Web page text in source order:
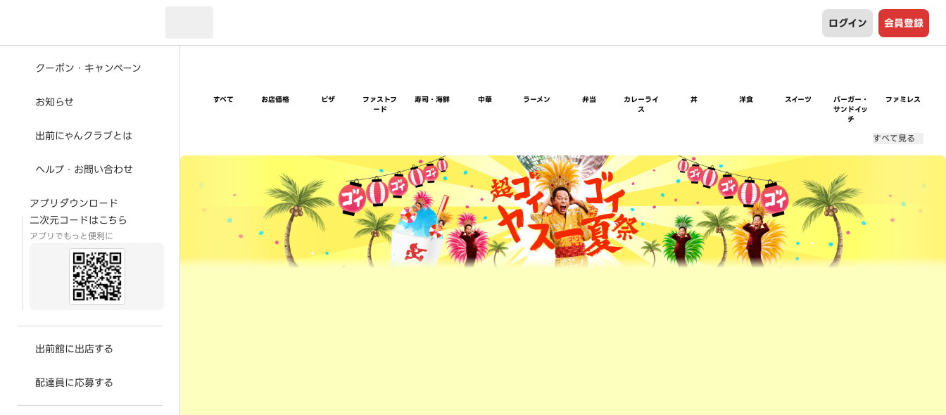
ログイン 会員登録
クーポン・キャンペーン
お知らせ
出前にゃんクラブとは
ヘルプ・お問い合わせ
アプリダウンロード
二次元コードはこちら
アプリでもっと便利に
出前館に出店する
配達員に応募する
すべて お店価格 ピザ
ファストフ
ード
寿司・海鮮 中華 ラーメン 弁当
カレーライ
ス
丼 洋食 スイーツ
バーガー・
サンドイッ
チ
ファミレス
すべて見る
超ゴイゴイヤスー夏祭